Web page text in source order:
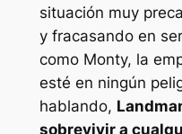
situación muy
y fracasando en
como Monty, la
esté en ningún
hablando,
sobrevivir a